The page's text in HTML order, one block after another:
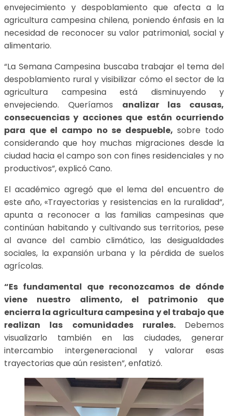
envejecimiento y despoblamiento que afecta a la
agricultura campesina chilena, poniendo énfasis en la
necesidad de reconocer su valor patrimonial, social y
alimentario.
“La Semana Campesina buscaba trabajar el tema del
despoblamiento rural y visibilizar cómo el sector de la
agricultura campesina está disminuyendo y
envejeciendo. Queríamos analizar las causas,
consecuencias y acciones que están ocurriendo
para que el campo no se despueble, sobre todo
considerando que hoy muchas migraciones desde la
ciudad hacia el campo son con fines residenciales y no
productivos”, explicó Cano.
El académico agregó que el lema del encuentro de
este año, «Trayectorias y resistencias en la ruralidad”,
apunta a reconocer a las familias campesinas que
continúan habitando y cultivando sus territorios, pese
al avance del cambio climático, las desigualdades
sociales, la expansión urbana y la pérdida de suelos
agrícolas.
“Es fundamental que reconozcamos de dónde
viene nuestro alimento, el patrimonio que
encierra la agricultura campesina y el trabajo que
realizan las comunidades rurales. Debemos
visualizarlo también en las ciudades, generar
intercambio intergeneracional y valorar esas
trayectorias que aún resisten”, enfatizó.